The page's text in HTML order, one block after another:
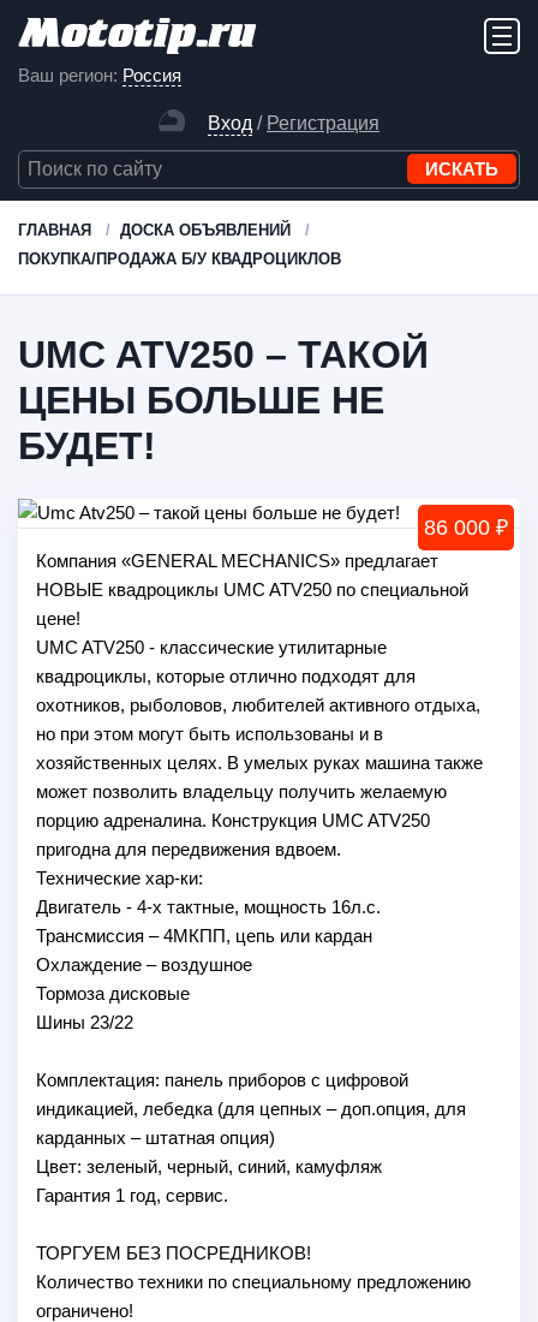
Ваш регион: Россия
Вход / Регистрация
ГЛАВНАЯ
ДОСКА ОБЪЯВЛЕНИЙ
ПОКУПКА/ПРОДАЖА Б/У КВАДРОЦИКЛОВ
UMC ATV250 – ТАКОЙ
ЦЕНЫ БОЛЬШЕ НЕ
БУДЕТ!
86 000 ₽
Компания «GENERAL MECHANICS» предлагает
НОВЫЕ квадроциклы UMC ATV250 по специальной
цене!
UMC ATV250 - классические утилитарные
квадроциклы, которые отлично подходят для
охотников, рыболовов, любителей активного отдыха,
но при этом могут быть использованы и в
хозяйственных целях. В умелых руках машина также
может позволить владельцу получить желаемую
порцию адреналина. Конструкция UMC ATV250
пригодна для передвижения вдвоем.
Технические хар-ки:
Двигатель - 4-x тактные, мощность 16л.с.
Трансмиссия – 4МКПП, цепь или кардан
Охлаждение – воздушное
Тормоза дисковые
Шины 23/22
Комплектация: панель приборов с цифровой
индикацией, лебедка (для цепных – доп.опция, для
карданных – штатная опция)
Цвет: зеленый, черный, синий, камуфляж
Гарантия 1 год, сервис.
ТОРГУЕМ БЕЗ ПОСРЕДНИКОВ!
Количество техники по специальному предложению
ограничено!